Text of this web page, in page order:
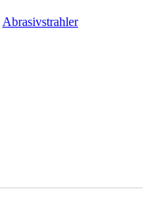
Abrasivstrahler